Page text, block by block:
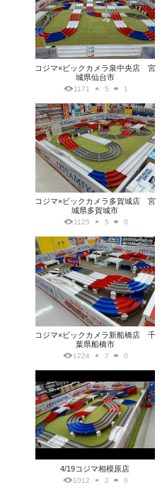
コジマ×ビックカメラ泉中央店 宮
城県仙台市
1171 5 1
コジマ×ビックカメラ多賀城店 宮
城県多賀城市
1125 5 0
コジマ×ビックカメラ新船橋店 千
葉県船橋市
1224 7 0
4/19コジマ相模原店
1012 2 0